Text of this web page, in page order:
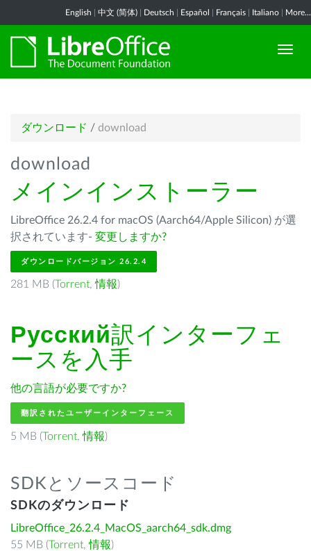
English 中文 (简体) Deutsch Español Français Italiano More...
ダウンロード / download
download
メインインストーラー
LibreOffice 26.2.4 for macOS (Aarch64/Apple Silicon) が選
択されています- 変更しますか?
ダウンロードバージョン 26.2.4
281 MB (Torrent,情報)
Русский訳インターフェ
ースを入手
他の言語が必要ですか?
翻訳されたユーザーインターフェース
5 MB (Torrent,情報)
SDKとソースコード
SDKのダウンロード
LibreOffice_26.2.4_MacOS_aarch64_sdk.dmg
55 MB (Torrent,情報)